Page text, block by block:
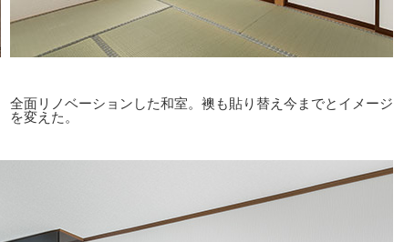
全面リノベーションした和室。襖も貼り替え今までとイメージ
を変えた。